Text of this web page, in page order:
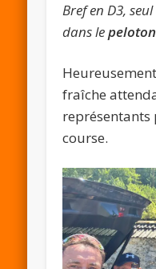
Bref en D3, seul
dans lepeloton
fraîche
course.